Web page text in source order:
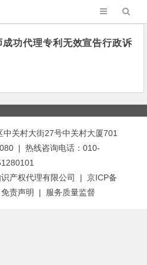
成功代理专利无效宣告行政诉
关村大街27号中关村大厦701
| 热线咨询电话：010-
产权代理有限公司 | 京ICP备
免责声明 | 服务质量监督